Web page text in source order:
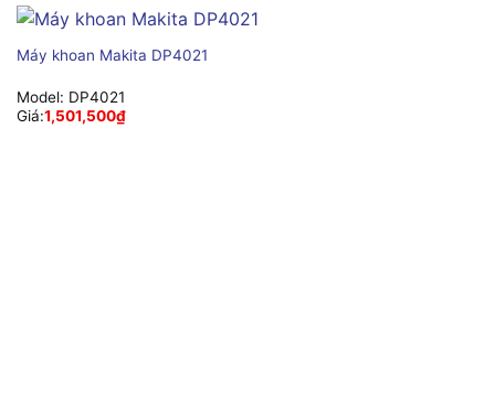
Máy khoan Makita DP4021
Model: DP4021
Giá:1,501,500₫